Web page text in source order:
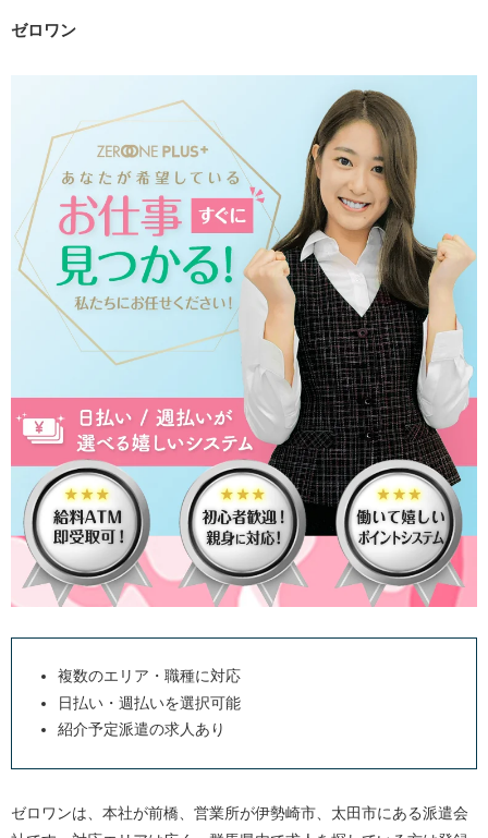
ゼロワン
複数のエリア・職種に対応
日払い・週払いを選択可能
紹介予定派遣の求人あり
ゼロワンは、本社が前橋、営業所が伊勢崎市、太田市にある派遣会